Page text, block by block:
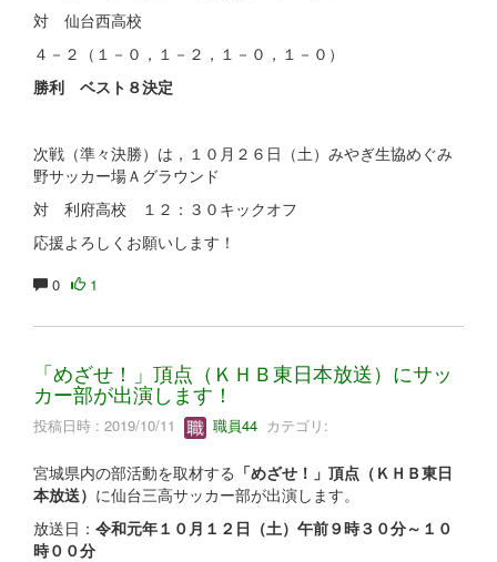
対 仙台西高校
４－２（１－０，１－２，１－０，１－０）
勝利 ベスト８決定
次戦（準々決勝）は，１０月２６日（土）みやぎ生協めぐみ
野サッカー場Ａグラウンド
対 利府高校 １２：３０キックオフ
応援よろしくお願いします！
0 1
「めざせ！」頂点（ＫＨＢ東日本放送）にサッ
カー部が出演します！
投稿日時 : 2019/10/11 職員44 カテゴリ:
宮城県内の部活動を取材する 「めざせ！」頂点（ＫＨＢ東日
本放送） に仙台三高サッカー部が出演します。
放送日： 令和元年１０月１２日（土）午前９時３０分～１０
時００分